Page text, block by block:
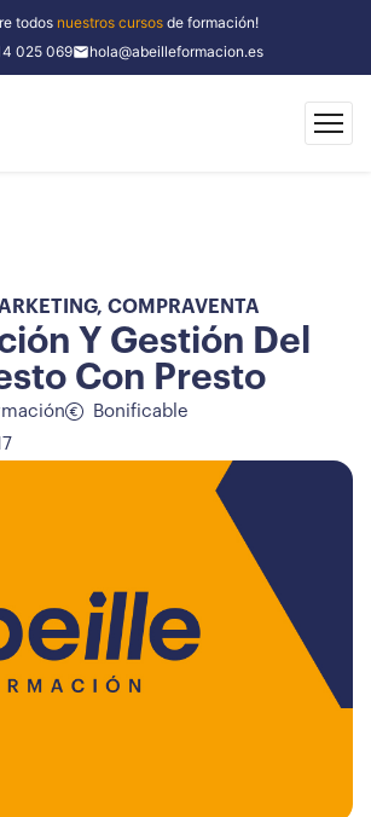
todos nuestros cursosde formación!
025 069
hola@abeilleformacion.es
, COMPRAVENTA
Y Gestión Del
Con Presto
Bonificable